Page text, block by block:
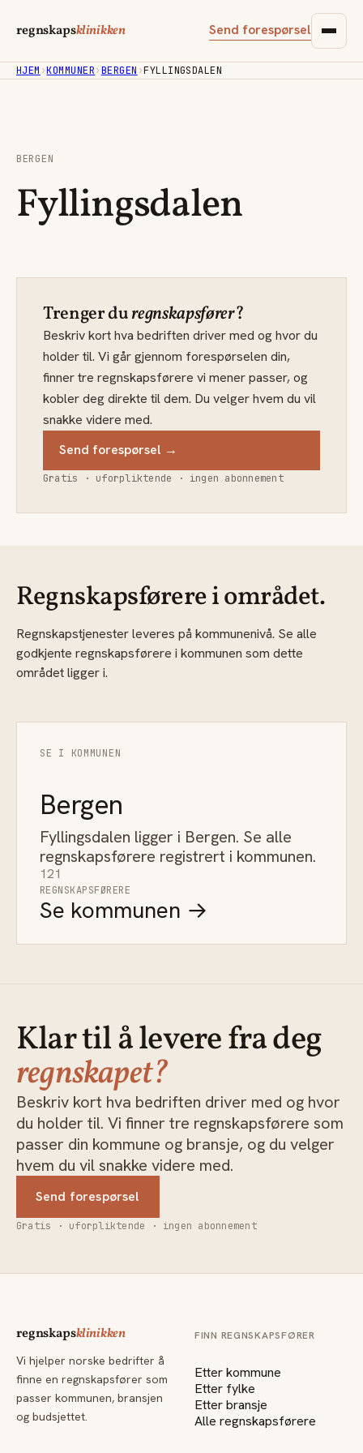
regnskapsklinikken Send forespørsel
HJEM ›KOMMUNER›BERGEN ›FYLLINGSDALEN
BERGEN
Fyllingsdalen
Trenger duregnskapsfører?
Beskriv kort hva bedriften driver med og hvor du
holder til. Vi går gjennom forespørselen din,
finner tre regnskapsførere vi mener passer, og
kobler deg direkte til dem. Du velger hvem du vil
snakke videre med.
Send forespørsel →
Gratis · uforpliktende · ingen abonnement
Regnskapsførere i området.
Regnskapstjenester leveres på kommunenivå. Se alle
godkjente regnskapsførere i kommunen som dette
området ligger i.
SE I KOMMUNEN
Bergen
Fyllingsdalen ligger i Bergen. Se alle
regnskapsførere registrert i kommunen.
121
REGNSKAPSFØRERE
Se kommunen →
Klar til å levere fra deg
regnskapet?
Beskriv kort hva bedriften driver med og hvor
du holder til. Vi finner tre regnskapsførere som
passer din kommune og bransje, og du velger
hvem du vil snakke videre med.
Send forespørsel
Gratis · uforpliktende · ingen abonnement
regnskapsklinikken
Vi hjelper norske bedrifter å
finne en regnskapsfører som
passer kommunen, bransjen
og budsjettet.
FINN REGNSKAPSFØRER
Etter kommune
Etter fylke
Etter bransje
Alle regnskapsførere